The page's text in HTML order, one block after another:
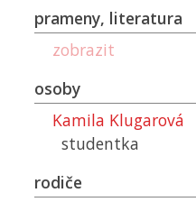
prameny, literatura
zobrazit
osoby
Kamila Klugarová
studentka
rodiče